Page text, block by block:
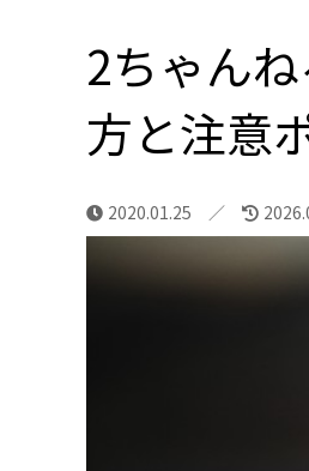
2ちゃん
方と注意
2020.01.25